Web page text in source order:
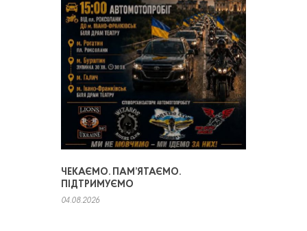
ЧЕКАЄМО. ПАМ’ЯТАЄМО.
ПІДТРИМУЄМО
04.08.2026